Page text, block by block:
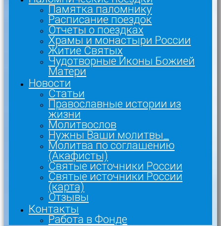
Памятка паломнику
Расписание поездок
Отчеты о поездках
Храмы и монастыри России
Житие Святых
Чудотворные Иконы Божией
Матери
Новости
Статьи
Православные истории из
жизни
Молитвослов
Нужны Ваши молитвы_
Молитва по соглашению
(Акафисты)
Святые источники России
Святые источники России
(карта)
Отзывы
Контакты
Работа в Фонде